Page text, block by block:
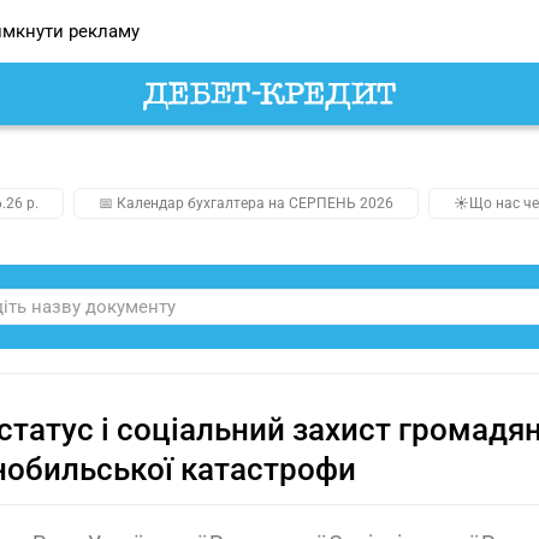
рекламу
р. 📅 Календар бухгалтера на СЕРПЕНЬ 2026 ☀️Що нас
і соціальний захист
катастрофи